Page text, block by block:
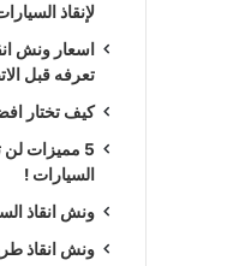
لإنقاذ
اسعار ونش
تعرفه قبل
كيف تختار
5 مميزات لن
السيارات !
ونش انقاذ
ونش انقاذ